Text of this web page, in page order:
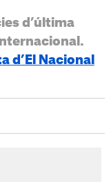
d’última
d’El Nacional